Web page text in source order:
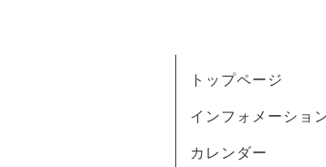
トップページ
インフォメーショ
カレンダー